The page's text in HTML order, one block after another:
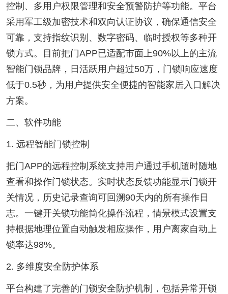
控制、多用户权限管理和安全预警防护等功能。平台
采用军工级加密技术和双向认证协议，确保通信安全
可靠，支持指纹识别、数字密码、临时授权等多种开
锁方式。目前把门APP已适配市面上90%以上的主流
智能门锁品牌，日活跃用户超过50万，门锁响应速度
低于0.5秒，为用户提供安全便捷的智能家居入口解决
方案。
二、软件功能
1. 远程智能门锁控制
把门APP的远程控制系统支持用户通过手机随时随地
查看和操作门锁状态。实时状态反馈功能显示门锁开
关情况，历史记录查询可回溯90天内的所有操作日
志。一键开关锁功能简化操作流程，情景模式设置支
持根据地理位置自动触发相应操作，用户离家自动上
锁率达98%。
2. 多维度安全防护体系
平台构建了完善的门锁安全防护机制，包括异常开锁